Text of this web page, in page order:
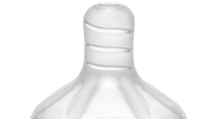
Auto sedišta za decu i bebe
Kreveci, ljuljaške i ležaljke
Hranilice, flašice i cucle
Monitori, Ogradice i tricikli